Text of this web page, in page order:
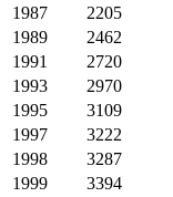
1987
2205
1989
2462
1991
2720
1993
2970
1995
3109
1997
3222
1998
3287
1999
3394